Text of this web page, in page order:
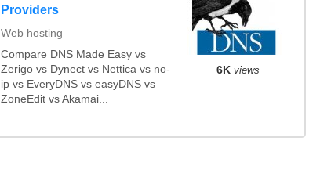
Providers
Web hosting
Compare DNS Made Easy vs
Zerigo vs Dynect vs Nettica vs no-
ip vs EveryDNS vs easyDNS vs
ZoneEdit vs Akamai...
6K views